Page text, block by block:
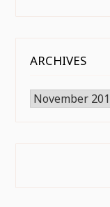
ARCHIVES
Archives